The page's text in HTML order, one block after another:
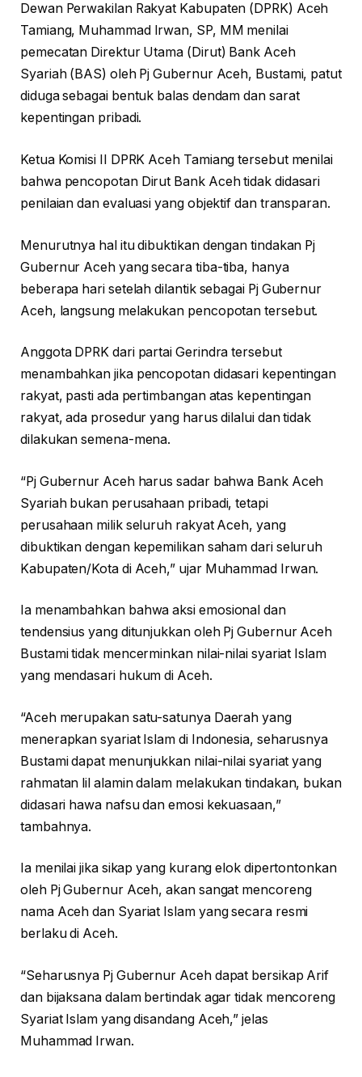
Dewan Perwakilan Rakyat Kabupaten (DPRK) Aceh
Tamiang, Muhammad Irwan, SP, MM menilai
pemecatan Direktur Utama (Dirut) Bank Aceh
Syariah (BAS) oleh Pj Gubernur Aceh, Bustami, patut
diduga sebagai bentuk balas dendam dan sarat
kepentingan pribadi.
Ketua Komisi II DPRK Aceh Tamiang tersebut menilai
bahwa pencopotan Dirut Bank Aceh tidak didasari
penilaian dan evaluasi yang objektif dan transparan.
Menurutnya hal itu dibuktikan dengan tindakan Pj
Gubernur Aceh yang secara tiba-tiba, hanya
beberapa hari setelah dilantik sebagai Pj Gubernur
Aceh, langsung melakukan pencopotan tersebut.
Anggota DPRK dari partai Gerindra tersebut
menambahkan jika pencopotan didasari kepentingan
rakyat, pasti ada pertimbangan atas kepentingan
rakyat, ada prosedur yang harus dilalui dan tidak
dilakukan semena-mena.
“Pj Gubernur Aceh harus sadar bahwa Bank Aceh
Syariah bukan perusahaan pribadi, tetapi
perusahaan milik seluruh rakyat Aceh, yang
dibuktikan dengan kepemilikan saham dari seluruh
Kabupaten/Kota di Aceh,” ujar Muhammad Irwan.
Ia menambahkan bahwa aksi emosional dan
tendensius yang ditunjukkan oleh Pj Gubernur Aceh
Bustami tidak mencerminkan nilai-nilai syariat Islam
yang mendasari hukum di Aceh.
“Aceh merupakan satu-satunya Daerah yang
menerapkan syariat Islam di Indonesia, seharusnya
Bustami dapat menunjukkan nilai-nilai syariat yang
rahmatan lil alamin dalam melakukan tindakan, bukan
didasari hawa nafsu dan emosi kekuasaan,”
tambahnya.
Ia menilai jika sikap yang kurang elok dipertontonkan
oleh Pj Gubernur Aceh, akan sangat mencoreng
nama Aceh dan Syariat Islam yang secara resmi
berlaku di Aceh.
“Seharusnya Pj Gubernur Aceh dapat bersikap Arif
dan bijaksana dalam bertindak agar tidak mencoreng
Syariat Islam yang disandang Aceh,” jelas
Muhammad Irwan.